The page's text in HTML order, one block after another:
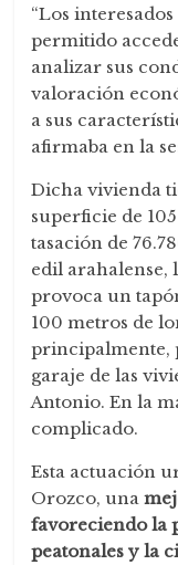
“Los
permitido
analizar sus
valoración
a sus
afirmaba en la
Dicha vivienda
superficie de
tasación de
edil arahalense,
provoca un
100 metros de
principalmente,
garaje de las
Antonio. En la
complicado.
Esta actuación
Orozco, una
favoreciendo la
peatonales y la